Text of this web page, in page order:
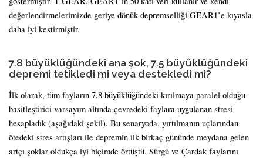
değerlendirmelerimizde geriye dönük depremselliği GEAR1’e kıyasla
daha iyi kestirmiştir.
7.8 büyüklüğündeki ana şok, 7.5 büyüklüğündeki
depremi tetikledi mi veya destekledi mi?
İlk olarak, tüm fayların 7.8 büyüklüğündeki kırılmaya paralel olduğu
basitleştirici varsayım altında çevredeki faylara uygulanan stresi
hesapladık (aşağıdaki şekil). Bu senaryoda, yırtılmanın uçlarından
ötedeki stres artışları ile depremin ilk birkaç gününde meydana gelen
artçı şoklar oldukça iyi biçimde örtüştü. Sürgü ve Çardak faylarını